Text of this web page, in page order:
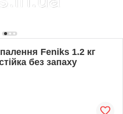
Feniks 1.2 кг
без запаху